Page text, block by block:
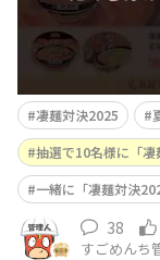
凄麺対決2025
抽選で10名様に「凄
一緒に「凄麺対決
38
すごめんち